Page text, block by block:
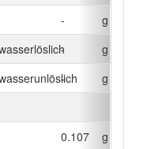
-
g
-
g
-
g
0.107
g